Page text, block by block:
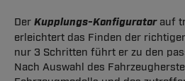
Der Kupplungs-Konfiguratorauf
erleichtert das Finden der
nur 3 Schritten führt er zu den
Nach Auswahl des